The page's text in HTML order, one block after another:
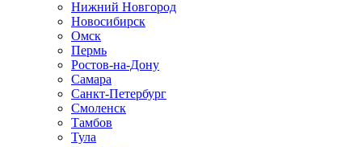
Нижний Новгород
Новосибирск
Омск
Пермь
Ростов-на-Дону
Самара
Санкт-Петербург
Смоленск
Тамбов
Тула